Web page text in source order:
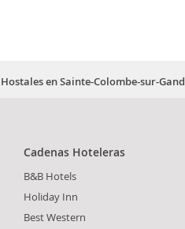
Hostales en Sainte-Colombe-sur-Gand
Cadenas Hoteleras
B&B Hotels
Holiday Inn
Best Western